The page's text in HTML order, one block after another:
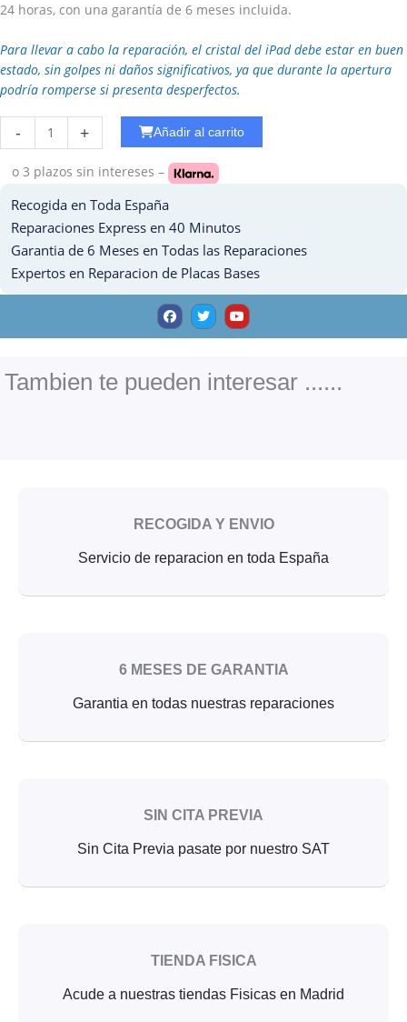
24 horas, con una garantía de 6 meses incluida.
Para llevar a cabo la reparación, el cristal del iPad debe estar en buen
estado, sin golpes ni daños significativos, ya que durante la apertura
podría romperse si presenta desperfectos.
-
Cobertura
Ipad
12.9
2020
cantidad
+ Añadir al carrito
o 3 plazos sin intereses –
Recogida en Toda España
Reparaciones Express en 40 Minutos
Garantia de 6 Meses en Todas las Reparaciones
Expertos en Reparacion de Placas Bases
F
a
c
e
o
k
T
w
i
t
Y
o
u
t
e
Tambien te pueden interesar ......
RECOGIDA Y ENVIO
Servicio de reparacion en toda España
6 MESES DE GARANTIA
Garantia en todas nuestras reparaciones
SIN CITA PREVIA
Sin Cita Previa pasate por nuestro SAT
TIENDA FISICA
Acude a nuestras tiendas Fisicas en Madrid